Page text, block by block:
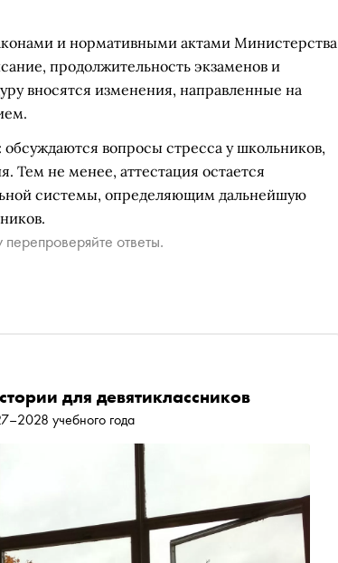
и нормативными актами Министерства
продолжительность экзаменов и
вносятся изменения, направленные на
вопросы стресса у школьников,
Тем не менее, аттестация остается
системы, определяющим дальнейшую
ответы.
для девятиклассников
учебного года